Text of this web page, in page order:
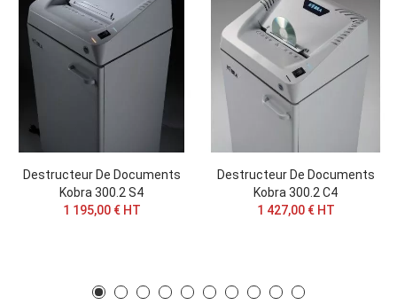
Destructeur De Documents
Kobra 300.2 S4
1 195,00 € HT
Destructeur De Documents
Kobra 300.2 C4
1 427,00 € HT